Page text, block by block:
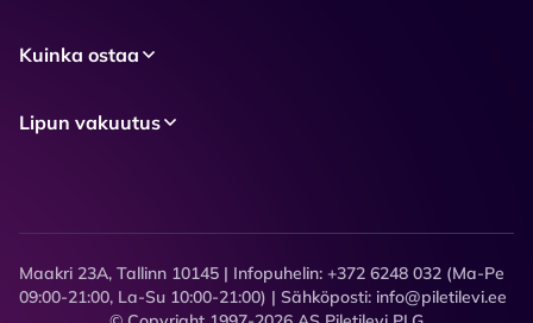
Kuinka ostaa
Lipun vakuutus
Maakri 23A, Tallinn 10145 | Infopuhelin: +372 6248 032 (Ma-Pe
09:00-21:00, La-Su 10:00-21:00) | Sähköposti: info@piletilevi.ee